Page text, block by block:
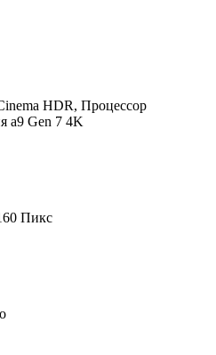
HDR, Процессор
a9 Gen 7 4K
Пикс